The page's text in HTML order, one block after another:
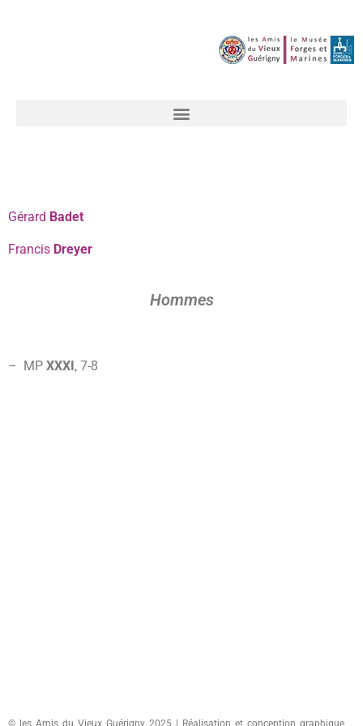
Gérard Badet
Francis Dreyer
Hommes
– MP XXXI, 7-8
© les Amis du Vieux Guérigny 2025 | Réalisation et conception graphique